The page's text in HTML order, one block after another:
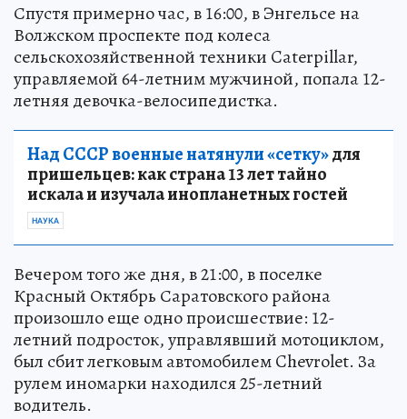
Спустя примерно час, в 16:00, в Энгельсе на
Волжском проспекте под колеса
сельскохозяйственной техники Caterpillar,
управляемой 64-летним мужчиной, попала 12-
летняя девочка-велосипедистка.
Над СССР военные натянули «сетку»для
пришельцев: как страна 13 лет тайно
искала и изучала инопланетных гостей
НАУКА
Вечером того же дня, в 21:00, в поселке
Красный Октябрь Саратовского района
произошло еще одно происшествие: 12-
летний подросток, управлявший мотоциклом,
был сбит легковым автомобилем Chevrolet. За
рулем иномарки находился 25-летний
водитель.